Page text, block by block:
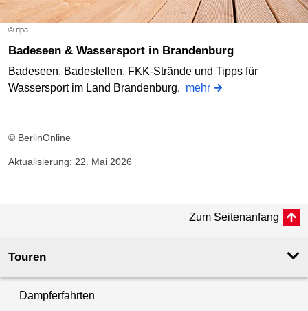
© dpa
Badeseen & Wassersport in Brandenburg
Badeseen, Badestellen, FKK-Strände und Tipps für
Wassersport im Land Brandenburg. mehr
© BerlinOnline
Aktualisierung: 22. Mai 2026
Zum Seitenanfang
Touren
Dampferfahrten